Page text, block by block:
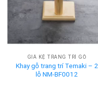
GIÁ KỆ TRANG TRÍ GỖ
Khay gỗ trang trí Temaki – 2
lỗ NM-BF0012